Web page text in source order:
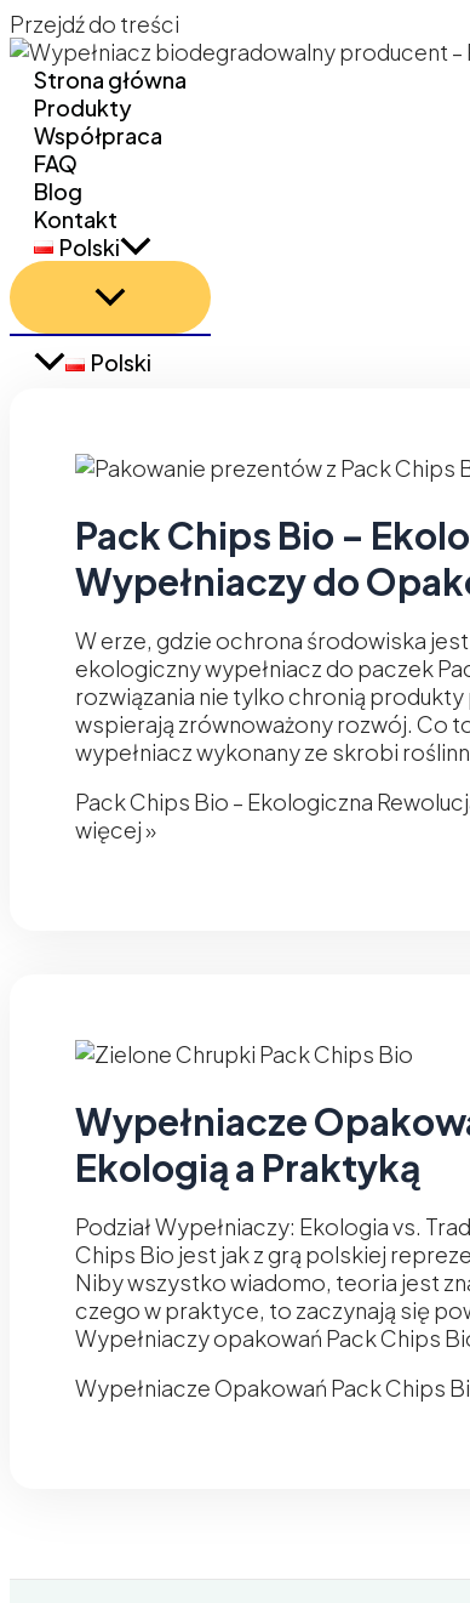
Przejdź do treści
Strona główna
Produkty
Współpraca
FAQ
Blog
Kontakt
Polski
Polski
Pack Chips Bio –
Wypełniaczy do
W erze, gdzie ochrona środowiska
ekologiczny wypełniacz do paczek
rozwiązania nie tylko chronią
wspierają zrównoważony rozwój. Co
wypełniacz wykonany ze skrobi
Pack Chips Bio – Ekologiczna
więcej »
Wypełniacze
Ekologią a Praktyką
Podział Wypełniaczy: Ekologia vs.
Chips Bio jest jak z grą polskiej
Niby wszystko wiadomo, teoria jest
czego w praktyce, to zaczynają się
Wypełniaczy opakowań Pack Chips
Wypełniacze Opakowań Pack Chips